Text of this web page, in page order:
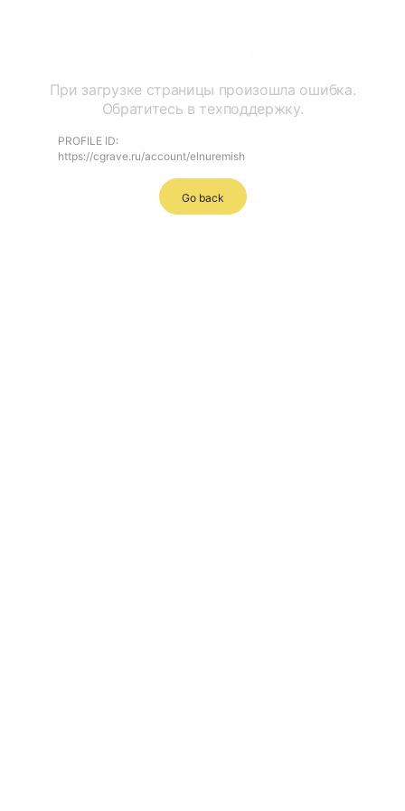
При загрузке страницы произошла ошибка.
Обратитесь в техподдержку.
PROFILE ID:
https://cgrave.ru/account/elnuremish
Go back